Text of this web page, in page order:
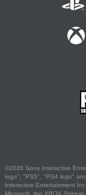
©2026 Sony Interactive
logo", "PS5", "PS4 logo"
Interactive Entertainment Inc.
Microsoft, the XBOX